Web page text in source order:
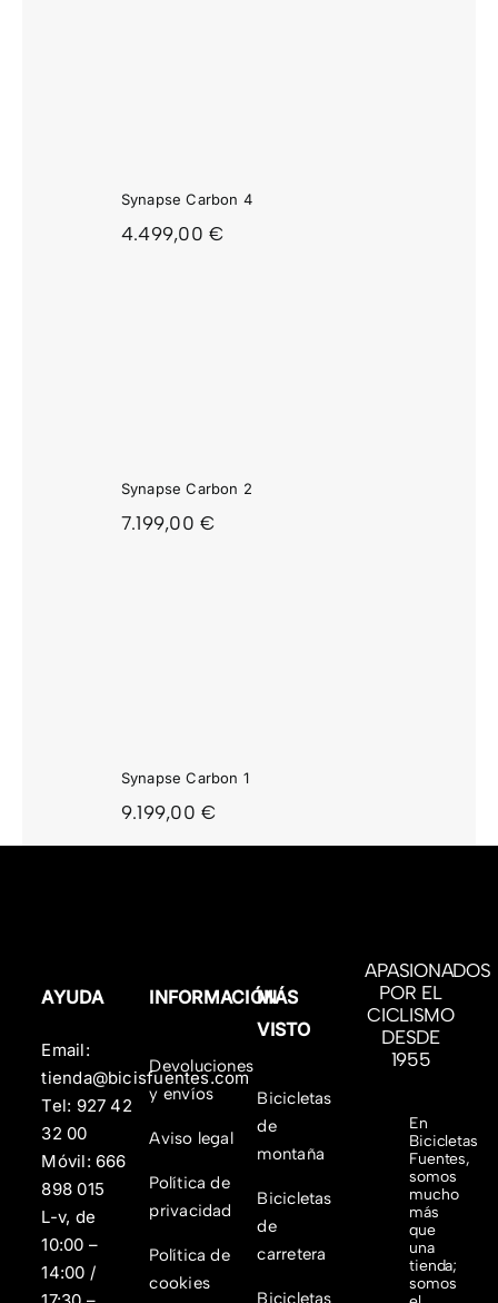
Synapse Carbon 4
4.499,00€
Synapse Carbon 2
7.199,00€
Synapse Carbon 1
9.199,00€
AYUDA
Email:
tienda@bicisfuentes.com
Tel: 927 42
32 00
Móvil: 666
898 015
L-v, de
10:00 –
14:00 /
INFORMACIÓN
Devoluciones
y envíos
Aviso legal
Política de
privacidad
Política de
cookies
MÁS
VISTO
Bicicletas
de
montaña
Bicicletas
de
carretera
Bicicletas
APASIONADOS
POR EL
CICLISMO
DESDE
1955
En
Bicicletas
Fuentes,
somos
mucho
más
que
una
tienda;
somos